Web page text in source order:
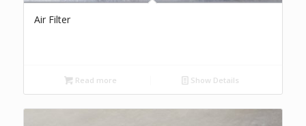
Air Filter
Read more Show Details